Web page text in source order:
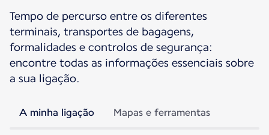
Tempo de percurso entre os diferentes
terminais, transportes de bagagens,
formalidades e controlos de segurança:
encontre todas as informações essenciais sobre
a sua ligação.
A minha ligação Mapas e ferramentas